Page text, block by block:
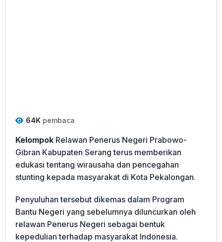
64K pembaca
Kelompok Relawan Penerus Negeri Prabowo-
Gibran Kabupaten Serang terus memberikan
edukasi tentang wirausaha dan pencegahan
stunting kepada masyarakat di Kota Pekalongan.
Penyuluhan tersebut dikemas dalam Program
Bantu Negeri yang sebelumnya diluncurkan oleh
relawan Penerus Negeri sebagai bentuk
kepedulian terhadap masyarakat Indonesia.